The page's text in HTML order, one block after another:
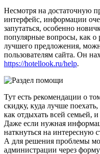
Несмотря на достаточную
интерфейс, информации
запутаться, особенно
популярные вопросы, как о
лучшего предложения,
пользователям сайта. Он
https://hotellook.ru/help.
Тут есть рекомендации о
скидку, куда лучше
как отдыхать всей семьей,
Даже если нужная
наткнуться на интересную
А для решения проблемы
администрации через